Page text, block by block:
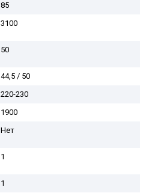
85
3100
50
44,5 / 50
220-230
1900
Нет
1
1